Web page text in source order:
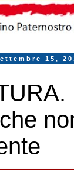
15,